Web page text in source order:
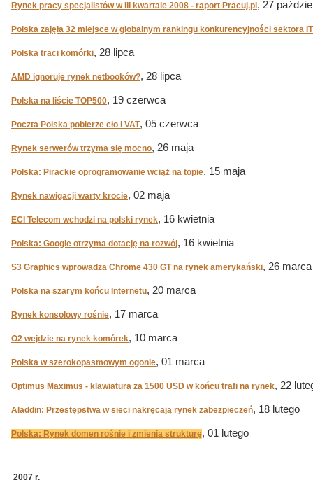
Rynek pracy specjalistów w III kwartale 2008 - raport Pracuj.pl , 27
Polska zajęła 32 miejsce w globalnym rankingu konkurencyjności sektora IT
Polska traci komórki, 28 lipca
AMD ignoruje rynek netbooków?, 28 lipca
Polska na liście TOP500, 19 czerwca
Poczta Polska pobierze cło i VAT, 05 czerwca
Rynek serwerów trzyma się mocno, 26 maja
Polska: Pirackie oprogramowanie wciąż na topie, 15 maja
Rynek nawigacji warty krocie, 02 maja
ECI Telecom wchodzi na polski rynek, 16 kwietnia
Polska: Google otrzyma dotację na rozwój, 16 kwietnia
S3 Graphics wprowadza Chrome 430 GT na rynek amerykański, 26 marca
Polska na szarym końcu Internetu, 20 marca
Rynek konsolowy rośnie, 17 marca
O2 wejdzie na rynek komórek, 10 marca
Polska w szerokopasmowym ogonie, 01 marca
Optimus Maximus - klawiatura za 1500 USD w końcu trafi na rynek, 22
Aladdin: Przestępstwa w sieci nakręcają rynek zabezpieczeń, 18 lutego
Polska: Rynek domen rośnie i zmienia strukturę, 01 lutego
2007 r.